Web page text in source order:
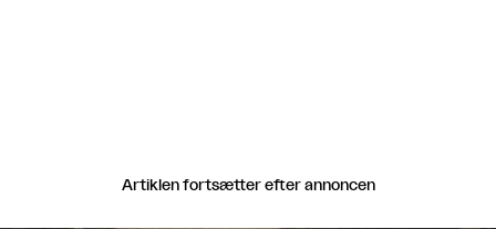
Artiklen fortsætter efter annoncen